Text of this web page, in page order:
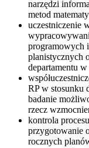
narzędzi
metod
uczestniczenie
programowych
planistycznych
departamentu
RP w stosunku
badanie
rzecz
kontrola
przygotowanie
rocznych